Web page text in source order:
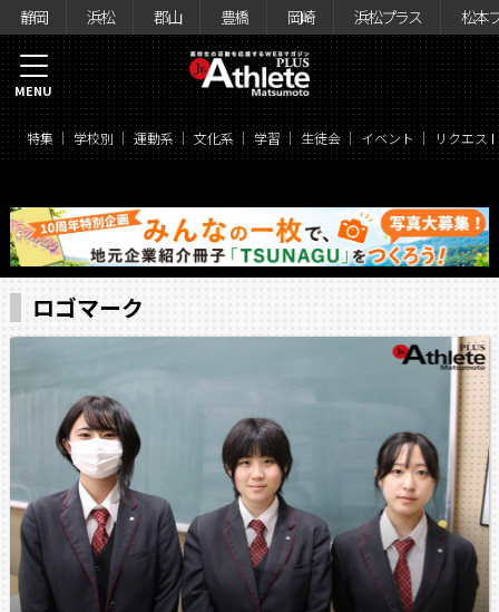
静岡 浜松 郡山 豊橋 岡崎 浜松プラス 松本
特集 学校別 運動系 文化系 学習 生徒会 イベント リクエス
MENU
ロゴマーク